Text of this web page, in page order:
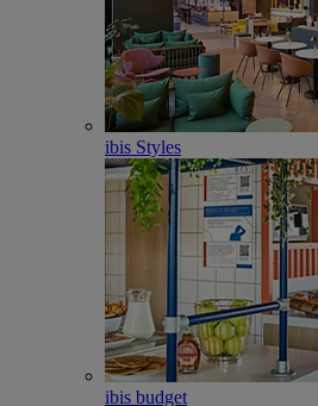
ibis Styles
ibis budget